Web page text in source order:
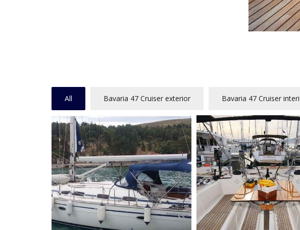
All Bavaria 47 Cruiser exterior Bavaria 47 Cruiser